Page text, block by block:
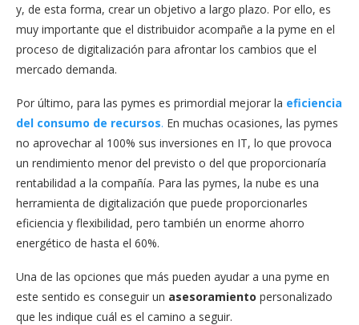
y, de esta forma, crear un objetivo a largo plazo. Por ello, es
muy importante que el distribuidor acompañe a la pyme en el
proceso de digitalización para afrontar los cambios que el
mercado demanda.
Por último, para las pymes es primordial mejorar la eficiencia
del consumo de recursos. En muchas ocasiones, las pymes
no aprovechar al 100% sus inversiones en IT, lo que provoca
un rendimiento menor del previsto o del que proporcionaría
rentabilidad a la compañía. Para las pymes, la nube es una
herramienta de digitalización que puede proporcionarles
eficiencia y flexibilidad, pero también un enorme ahorro
energético de hasta el 60%.
Una de las opciones que más pueden ayudar a una pyme en
este sentido es conseguir un asesoramiento personalizado
que les indique cuál es el camino a seguir.